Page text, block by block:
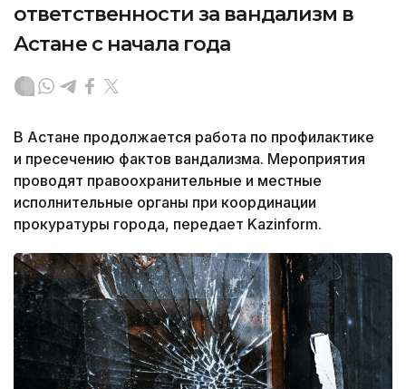
ответственности за вандализм в
Астане с начала года
В Астане продолжается работа по профилактике
и пресечению фактов вандализма. Мероприятия
проводят правоохранительные и местные
исполнительные органы при координации
прокуратуры города, передает Kazinform.